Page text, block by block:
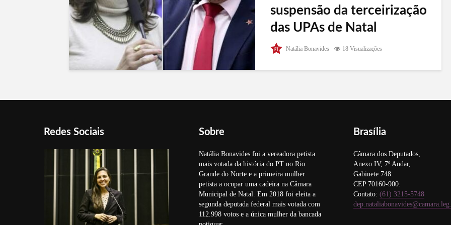
suspensão da terceirização
das UPAs de Natal
O conselheiro relator do processo que corre no
Tribuna de Contas do Rio Grande do Norte, sobre
Natália Bonavides 18 Visualizações
Redes Sociais Sobre
Natália Bonavides foi a vereadora petista
mais votada da história do PT no Rio
Grande do Norte e a primeira mulher
petista a ocupar uma cadeira na Câmara
Municipal de Natal. Em 2018 foi eleita a
segunda deputada federal mais votada com
112.998 votos e a única mulher da bancada
Brasília
Câmara dos Deputados,
Anexo IV, 7º Andar,
Gabinete 748.
CEP 70160-900.
Contato: (61) 3215-5748